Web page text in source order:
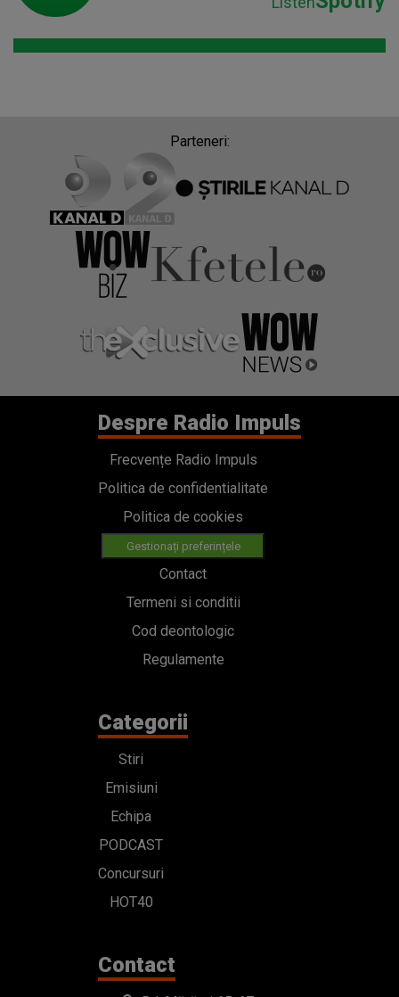
Parteneri:
Despre Radio Impuls
Frecvențe Radio Impuls
Politica de confidentialitate
Politica de cookies
Gestionați preferințele
Contact
Termeni si conditii
Cod deontologic
Regulamente
Categorii
Stiri
Emisiuni
Echipa
PODCAST
Concursuri
HOT40
Contact